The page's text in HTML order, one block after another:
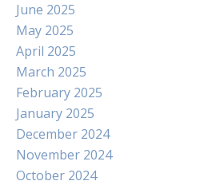
June 2025
May 2025
April 2025
March 2025
February 2025
January 2025
December 2024
November 2024
October 2024